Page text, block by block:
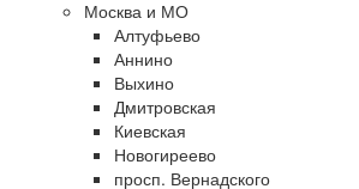
Москва и МО
Алтуфьево
Аннино
Выхино
Дмитровская
Киевская
Новогиреево
просп. Вернадского